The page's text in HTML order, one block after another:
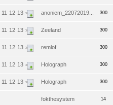
11 12 13 » anoniem_22072019... 300
11 12 13 » Zeeland 300
11 12 13 » remlof 300
11 12 13 » Holograph 300
11 12 13 » Holograph 300
fokthesystem 14